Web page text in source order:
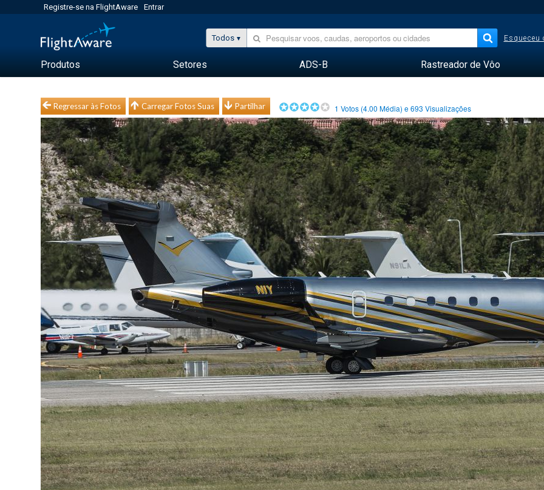
Registre-se na FlightAware Entrar
Todos Esqueceu
Produtos Setores ADS-B Rastreador de Vôo
Regressar às Fotos Carregar Fotos Suas Partilhar 1 Votos (4.00 Média) e693 Visualizações